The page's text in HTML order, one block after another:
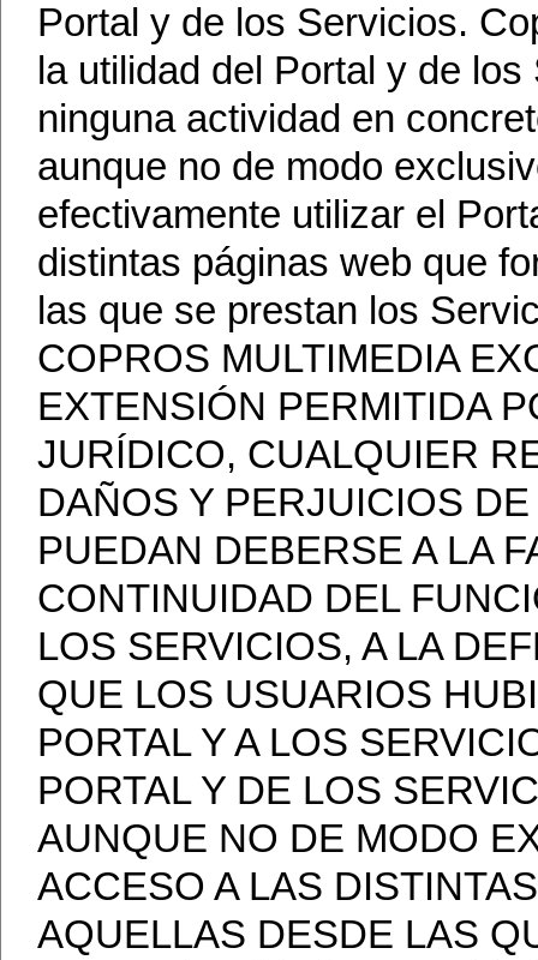
Portal y de los Servicios.
la utilidad del Portal y de
ninguna actividad en
aunque no de modo
efectivamente utilizar el
distintas páginas web que
las que se prestan los
COPROS MULTIMEDIA
EXTENSIÓN PERMITIDA
JURÍDICO, CUALQUIER
DAÑOS Y PERJUICIOS
PUEDAN DEBERSE A LA
CONTINUIDAD DEL
LOS SERVICIOS, A LA
QUE LOS USUARIOS
PORTAL Y A LOS
PORTAL Y DE LOS
AUNQUE NO DE MODO
ACCESO A LAS
AQUELLAS DESDE LAS